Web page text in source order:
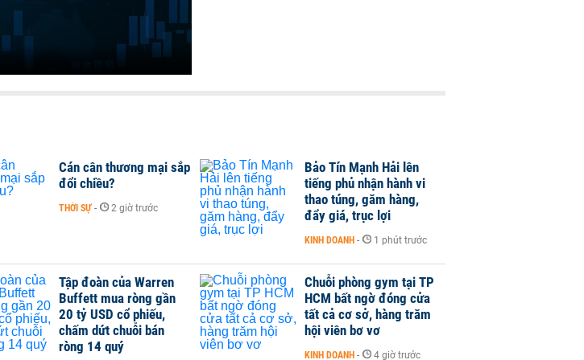
Cán cân thương mại sắp
đổi chiều?
THỜI SỰ - 2 giờ trước
Bảo Tín Mạnh Hải lên
tiếng phủ nhận hành vi
thao túng, găm hàng,
đẩy giá, trục lợi
KINH DOANH - 1 phút trước
Tập đoàn của Warren
Buffett mua ròng gần
20 tỷ USD cổ phiếu,
chấm dứt chuỗi bán
ròng 14 quý
Chuỗi phòng gym tại TP
HCM bất ngờ đóng cửa
tất cả cơ sở, hàng trăm
hội viên bơ vơ
KINH DOANH - 4 giờ trước